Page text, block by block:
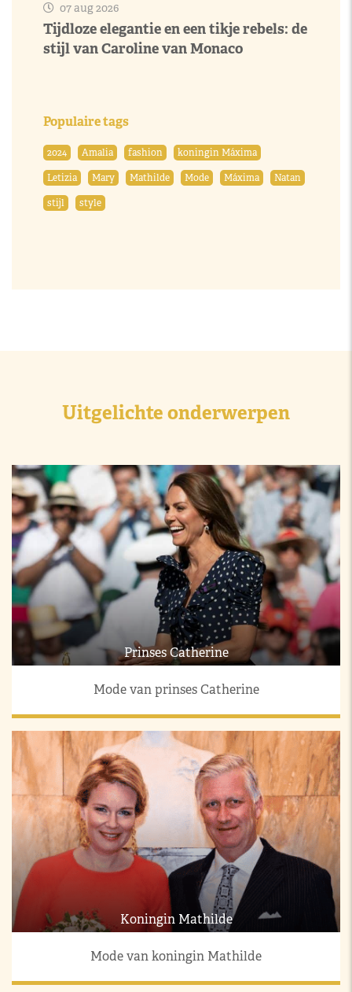
07 aug 2026
Tijdloze elegantie en een tikje rebels: de
stijl van Caroline van Monaco
Populaire tags
2024 Amalia fashion
koningin Máxima
Letizia
Mary Mathilde Mode Máxima
Natan
stijl
style
Uitgelichte onderwerpen
Prinses Catherine
Mode van prinses Catherine
Koningin Mathilde
Mode van koningin Mathilde